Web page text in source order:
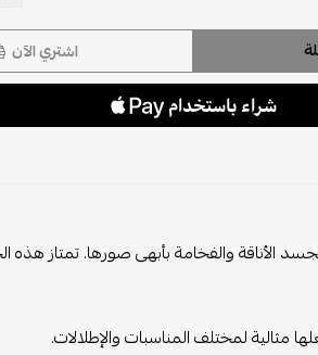
اشتري الآن
الأناقة والفخامة بأبهى صورها. تمتاز هذه
مثالية لمختلف المناسبات والإطلالات.